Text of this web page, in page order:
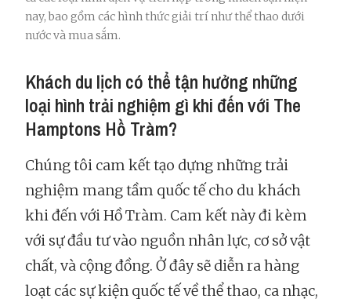
nay, bao gồm các hình thức giải trí như thể thao dưới
nước và mua sắm.
Khách du lịch có thể tận hưởng những
loại hình trải nghiệm gì khi đến với The
Hamptons Hồ Tràm?
Chúng tôi cam kết tạo dựng những trải
nghiệm mang tầm quốc tế cho du khách
khi đến với Hồ Tràm. Cam kết này đi kèm
với sự đầu tư vào nguồn nhân lực, cơ sở vật
chất, và cộng đồng. Ở đây sẽ diễn ra hàng
loạt các sự kiện quốc tế về thể thao, ca nhạc,